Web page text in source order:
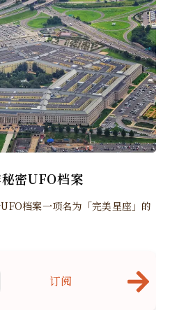
密UFO档案
档案一项名为「完美星座」的
订阅